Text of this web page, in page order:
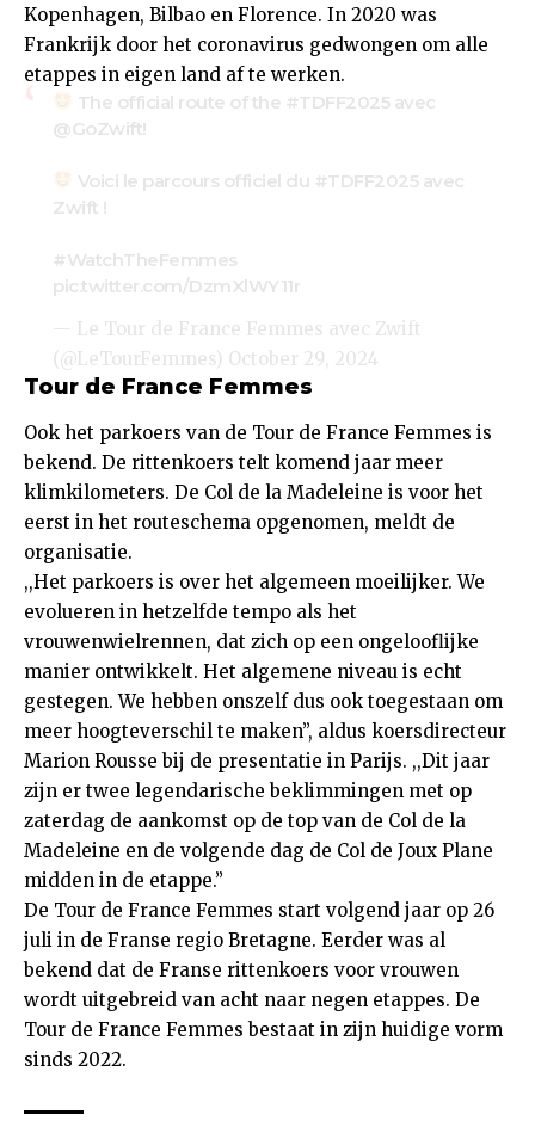
Kopenhagen, Bilbao en Florence. In 2020 was
Frankrijk door het coronavirus gedwongen om alle
etappes in eigen land af te werken.
The official route of the #TDFF2025 avec
@GoZwift!
Voici le parcours officiel du #TDFF2025 avec
Zwift !
#WatchTheFemmes
pic.twitter.com/DzmXlWY11r
— Le Tour de France Femmes avec Zwift
(@LeTourFemmes) October 29, 2024
Tour de France Femmes
Ook het parkoers van de Tour de France Femmes is
bekend. De rittenkoers telt komend jaar meer
klimkilometers. De Col de la Madeleine is voor het
eerst in het routeschema opgenomen, meldt de
organisatie.
,,Het parkoers is over het algemeen moeilijker. We
evolueren in hetzelfde tempo als het
vrouwenwielrennen, dat zich op een ongelooflijke
manier ontwikkelt. Het algemene niveau is echt
gestegen. We hebben onszelf dus ook toegestaan ​​om
meer hoogteverschil te maken”, aldus koersdirecteur
Marion Rousse bij de presentatie in Parijs. ,,Dit jaar
zijn er twee legendarische beklimmingen met op
zaterdag de aankomst op de top van de Col de la
Madeleine en de volgende dag de Col de Joux Plane
midden in de etappe.”
De Tour de France Femmes start volgend jaar op 26
juli in de Franse regio Bretagne. Eerder was al
bekend dat de Franse rittenkoers voor vrouwen
wordt uitgebreid van acht naar negen etappes. De
Tour de France Femmes bestaat in zijn huidige vorm
sinds 2022.